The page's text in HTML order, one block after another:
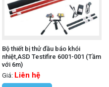
Bộ thiết bị thử đầu báo khói
nhiệt,ASD Testifire 6001-001 (Tầm
với 6m)
Giá: Liên hệ